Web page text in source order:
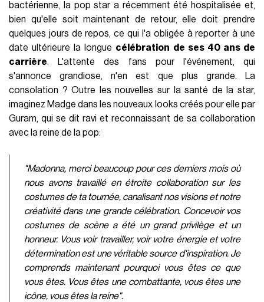
bactérienne, la pop star a récemment été hospitalisée et,
bien qu'elle soit maintenant de retour, elle doit prendre
quelques jours de repos, ce qui l'a obligée à reporter à une
date ultérieure la longue célébration de ses 40 ans de
carrière. L'attente des fans pour l'événement, qui
s'annonce grandiose, n'en est que plus grande. La
consolation ? Outre les nouvelles sur la santé de la star,
imaginez Madge dans les nouveaux looks créés pour elle par
Guram, qui se dit ravi et reconnaissant de sa collaboration
avec la reine de la pop:
"Madonna, merci beaucoup pour ces derniers mois où
nous avons travaillé en étroite collaboration sur les
costumes de ta tournée, canalisant nos visions et notre
créativité dans une grande célébration. Concevoir vos
costumes de scène a été un grand privilège et un
honneur. Vous voir travailler, voir votre énergie et votre
détermination est une véritable source d'inspiration. Je
comprends maintenant pourquoi vous êtes ce que
vous êtes. Vous êtes une combattante, vous êtes une
icône, vous êtes la reine".